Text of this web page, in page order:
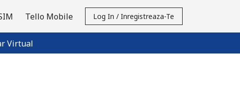
Virtual
Tello Mobile Log In / Inregistreaza-Te